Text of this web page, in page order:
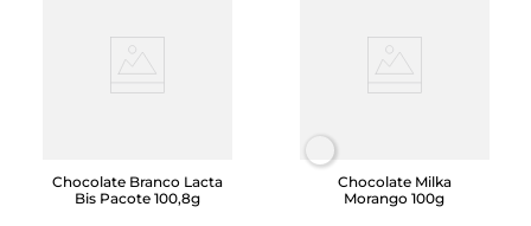
Chocolate Branco Lacta
Bis Pacote 100,8g
Chocolate Milka
Morango 100g